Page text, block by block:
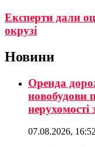
Експерти дали
окрузі
Новини
Оренда
новобудови
нерухомості
07.08.2026, 16:52